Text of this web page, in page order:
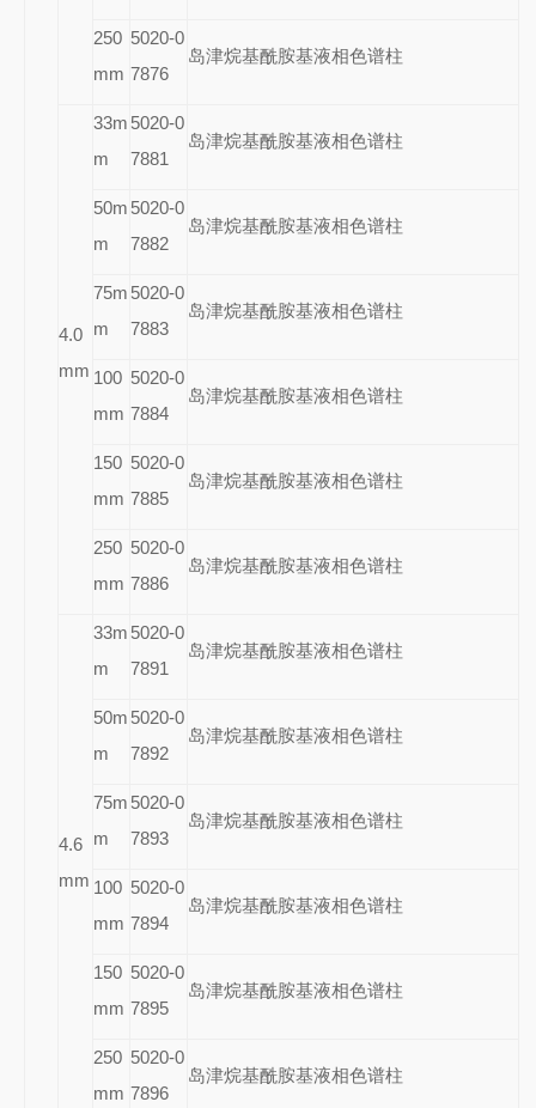
250
mm
5020-0
7876
岛津烷基酰胺基液相色谱柱
4.0
mm
33m
m
5020-0
7881
岛津烷基酰胺基液相色谱柱
50m
m
5020-0
7882
岛津烷基酰胺基液相色谱柱
75m
m
5020-0
7883
岛津烷基酰胺基液相色谱柱
100
mm
5020-0
7884
岛津烷基酰胺基液相色谱柱
150
mm
5020-0
7885
岛津烷基酰胺基液相色谱柱
250
mm
5020-0
7886
岛津烷基酰胺基液相色谱柱
4.6
mm
33m
m
5020-0
7891
岛津烷基酰胺基液相色谱柱
50m
m
5020-0
7892
岛津烷基酰胺基液相色谱柱
75m
m
5020-0
7893
岛津烷基酰胺基液相色谱柱
100
mm
5020-0
7894
岛津烷基酰胺基液相色谱柱
150
mm
5020-0
7895
岛津烷基酰胺基液相色谱柱
250
mm
5020-0
7896
岛津烷基酰胺基液相色谱柱